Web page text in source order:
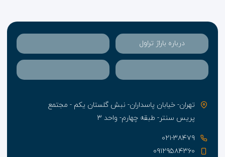
درباره باراژ تراول
تهران- خیابان پاسداران- نبش گلستان یکم - مجتمع
پریس سنتر- طبقه چهارم- واحد ۳
۰۲۱-۳۸۴۷۹
۰۹۱۲۹۵۸۴۳۶۰